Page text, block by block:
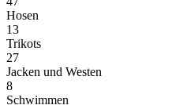
Hosen
13
Trikots
27
Jacken und Westen
8
Schwimmen